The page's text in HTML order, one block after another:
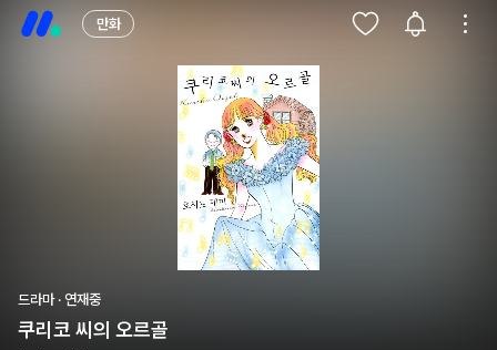
만화
드라마 · 연재중
쿠리코 씨의 오르골